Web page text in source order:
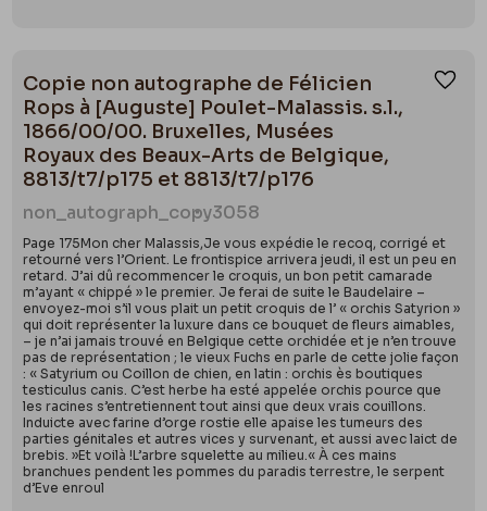
, René Fayt précise que Le
Rabelaisa succombé aux poursuites pour outrages à
la morale publique et aux bonnes mœurs après 70
numéros parus entre mars et novembre 1857 ainsi
que son rédacteur, Delvau lui-même) .
Sa réputation de spécialiste de la littérature
érotique et des mœurs parisiennes était parvenue
aux oreilles de Rops qui entra en contact avec lui.
Cette notoriété bien acquise vers 1860 va
contribuer à la renommée de Rops en France.
Delvau est le premier à parler des œuvres de
Félicien Rops à Paris (même si ce dernier avait déjà
été repéré par Nadar en Belgique). Delvau fait
quelques passages en Belgique en 1862 et en 1863. Il
fait partie des proches de la famille Rops comme en
témoigne certaines lettres (
Copie non autographe de Félicien
Rops à [Auguste] Poulet-Malassis. s.l.,
1866/00/00. Bruxelles, Musées
Royaux des Beaux-Arts de Belgique,
8813/t7/p175 et 8813/t7/p176
non_autograph_copy3058
Page 175Mon cher Malassis,Je vous expédie le recoq, corrigé et
retourné vers l’Orient. Le frontispice arrivera jeudi, il est un peu en
retard. J’ai dû recommencer le croquis, un bon petit camarade
m’ayant « chippé » le premier. Je ferai de suite le Baudelaire –
envoyez-moi s’il vous plait un petit croquis de l’ « orchis Satyrion »
qui doit représenter la luxure dans ce bouquet de fleurs aimables,
– je n’ai jamais trouvé en Belgique cette orchidée et je n’en trouve
pas de représentation ; le vieux Fuchs en parle de cette jolie façon
: « Satyrium ou Coillon de chien, en latin : orchis ès boutiques
testiculus canis. C’est herbe ha esté appelée orchis pource que
les racines s’entretiennent tout ainsi que deux vrais couillons.
Induicte avec farine d’orge rostie elle apaise les tumeurs des
parties génitales et autres vices y survenant, et aussi avec laict de
brebis. »Et voilà !L’arbre squelette au milieu.« À ces mains
branchues pendent les pommes du paradis terrestre, le serpent
d’Eve enroul